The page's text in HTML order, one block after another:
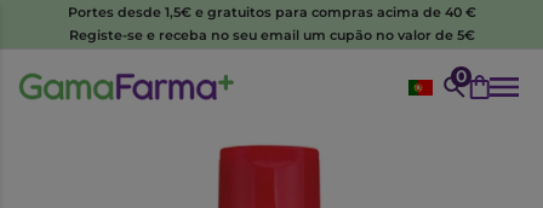
Portes desde 1,5€ e gratuitos para compras acima de 40 €
Registe-se e receba no seu email um cupão no valor de 5€
0